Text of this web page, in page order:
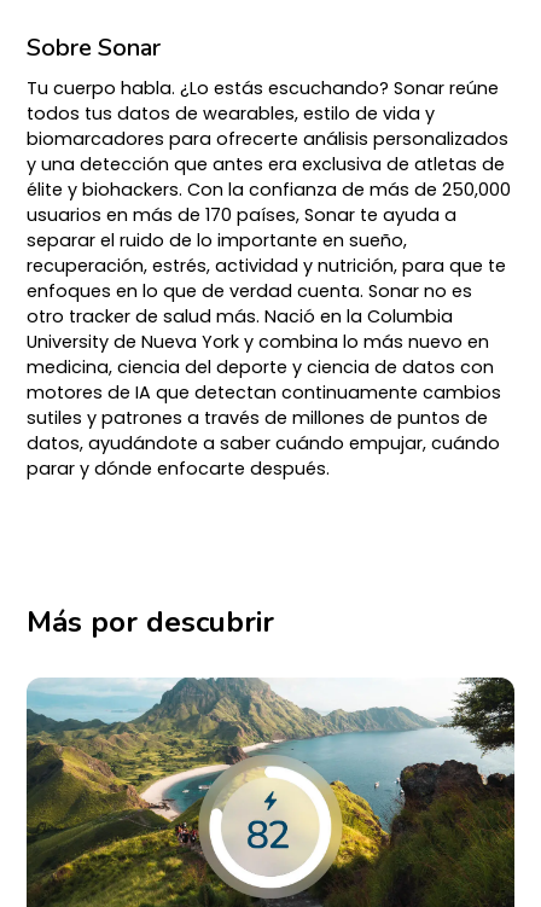
Sobre Sonar
Tu cuerpo habla. ¿Lo estás escuchando? Sonar reúne
todos tus datos de wearables, estilo de vida y
biomarcadores para ofrecerte análisis personalizados
y una detección que antes era exclusiva de atletas de
élite y biohackers. Con la confianza de más de 250,000
usuarios en más de 170 países, Sonar te ayuda a
separar el ruido de lo importante en sueño,
recuperación, estrés, actividad y nutrición, para que te
enfoques en lo que de verdad cuenta. Sonar no es
otro tracker de salud más. Nació en la Columbia
University de Nueva York y combina lo más nuevo en
medicina, ciencia del deporte y ciencia de datos con
motores de IA que detectan continuamente cambios
sutiles y patrones a través de millones de puntos de
datos, ayudándote a saber cuándo empujar, cuándo
parar y dónde enfocarte después.
Más por descubrir